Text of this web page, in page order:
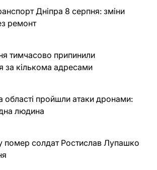
Дніпра 8 серпня: зміни
ремонт
тимчасово припинили
за кількома адресами
області пройшли атаки дронами:
людина
помер солдат Ростислав Лупашко